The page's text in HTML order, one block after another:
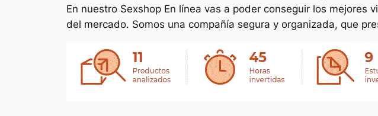
En nuestro Sexshop En línea vas a poder conseguir los
del mercado. Somos una compañía segura y organizada, que